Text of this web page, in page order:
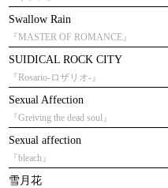
Swallow Rain
『MASTER OF ROMANCE』
SUIDICAL ROCK CITY
『Rosario-ロザリオ-』
Sexual Affection
『Greiving the dead soul』
Sexual affection
『bleach』
雪月花